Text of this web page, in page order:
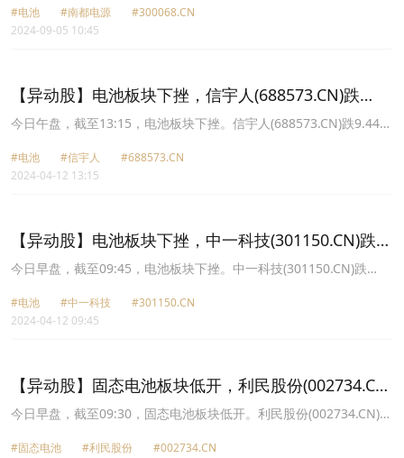
源(300438.CN)跌6.94%报25.88元，维科技术(600152.CN)跌6.49%
报5.76元，盟固利(301487.CN)跌6.19%报17.44元，德福科技
#电池 #南都电源
#300068.CN
2024-09-05 10:45
【异动股】电池板块下挫，信宇人(688573.CN)跌
9.44%
今日午盘，截至13:15，电池板块下挫。信宇人(688573.CN)跌9.44%
(300073.CN)跌8.98%报47.56元，德福科技(301511.CN)跌8.61%报
28.33元，瑞泰新材(301238.CN)跌8.15%报20.96元，孚能科技
#电池 #信宇人
#688573.CN
2024-04-12 13:15
【异动股】电池板块下挫，中一科技(301150.CN)跌
5.92%
今日早盘，截至09:45，电池板块下挫。中一科技(301150.CN)跌
(301511.CN)跌4.45%报29.62元，孚能科技(688567.CN)跌4.31%报
13.1元，振华新材(688707.CN)跌4.25%报14.41元，翔丰华
#电池 #中一科技
#301150.CN
2024-04-12 09:45
【异动股】固态电池板块低开，利民股份(002734.CN)
跌8.49%
今日早盘，截至09:30，固态电池板块低开。利民股份(002734.CN)跌
材(603663.CN)跌8.24%报18.38元，德福科技(301511.CN)跌7.55%
#固态电池 #利民股份
#002734.CN